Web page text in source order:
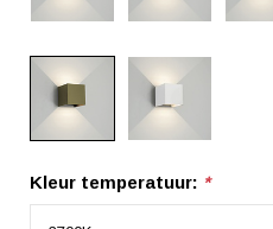
Kleur temperatuur: *